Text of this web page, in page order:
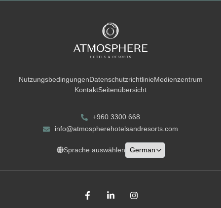
NutzungsbedingungenDatenschutzrichtlinieMedienzentrum
KontaktSeitenübersicht
+960 3300 668
info@atmospherehotelsandresorts.com
Sprache auswählen